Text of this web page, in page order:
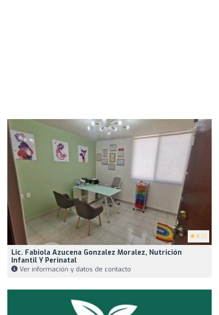
5 (1)
Lic. Fabiola Azucena Gonzalez Moralez, Nutrición
Infantil Y Perinatal
Ver información y datos de contacto